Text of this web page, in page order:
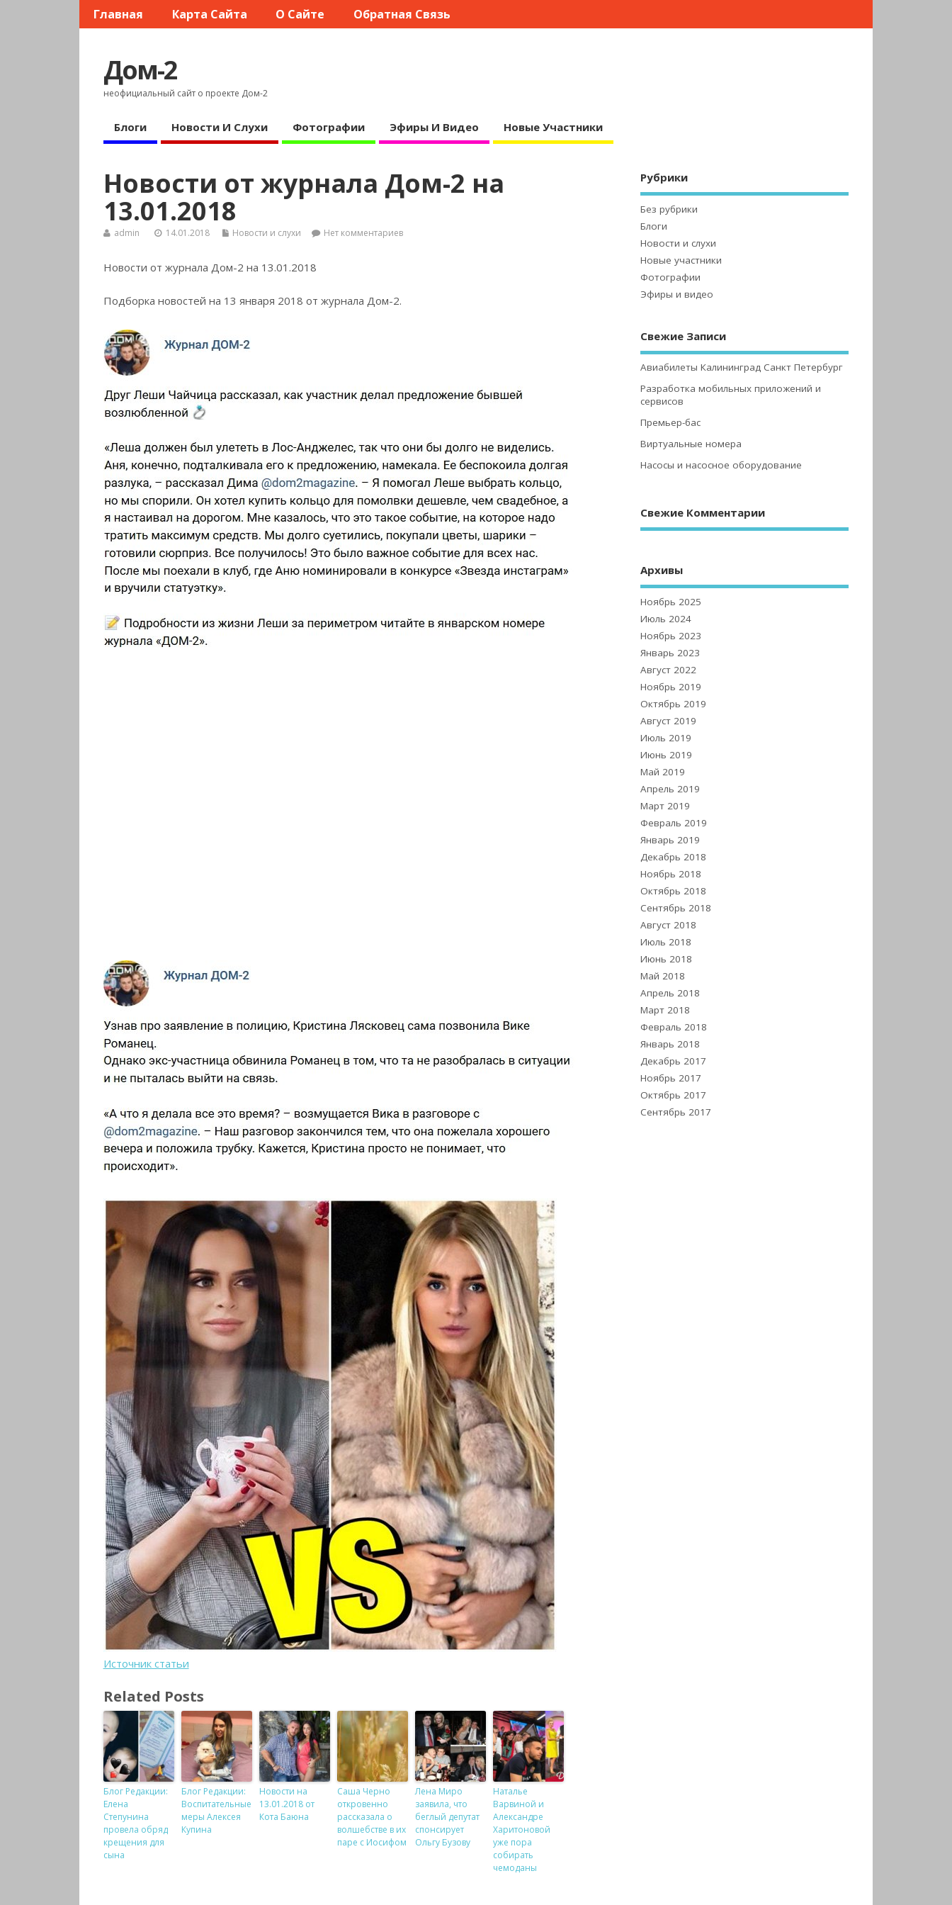
Главная Карта Сайта О Сайте Обратная Связь
Дом-2
неофициальный сайт о проекте Дом-2
Блоги Новости И Слухи Фотографии Эфиры И Видео Новые Участники
Новости от журнала Дом-2 на
13.01.2018
admin 14.01.2018 Новости и слухи Нет комментариев
Новости от журнала Дом-2 на 13.01.2018
Подборка новостей на 13 января 2018 от журнала Дом-2.
Источник статьи
Related Posts
Блог Редакции:
Елена
Степунина
провела обряд
крещения для
сына
Блог Редакции:
Воспитательные
меры Алексея
Купина
Новости на
13.01.2018 от
Кота Баюна
Саша Черно
откровенно
рассказала о
волшебстве в их
паре с Иосифом
Лена Миро
заявила, что
беглый депутат
спонсирует
Ольгу Бузову
Наталье
Варвиной и
Александре
Харитоновой
уже пора
собирать
чемоданы
Рубрики
Без рубрики
Блоги
Новости и слухи
Новые участники
Фотографии
Эфиры и видео
Свежие Записи
Авиабилеты Калининград Санкт Петербург
Разработка мобильных приложений и
сервисов
Премьер-бас
Виртуальные номера
Насосы и насосное оборудование
Свежие Комментарии
Архивы
Ноябрь 2025
Июль 2024
Ноябрь 2023
Январь 2023
Август 2022
Ноябрь 2019
Октябрь 2019
Август 2019
Июль 2019
Июнь 2019
Май 2019
Апрель 2019
Март 2019
Февраль 2019
Январь 2019
Декабрь 2018
Ноябрь 2018
Октябрь 2018
Сентябрь 2018
Август 2018
Июль 2018
Июнь 2018
Май 2018
Апрель 2018
Март 2018
Февраль 2018
Январь 2018
Декабрь 2017
Ноябрь 2017
Октябрь 2017
Сентябрь 2017